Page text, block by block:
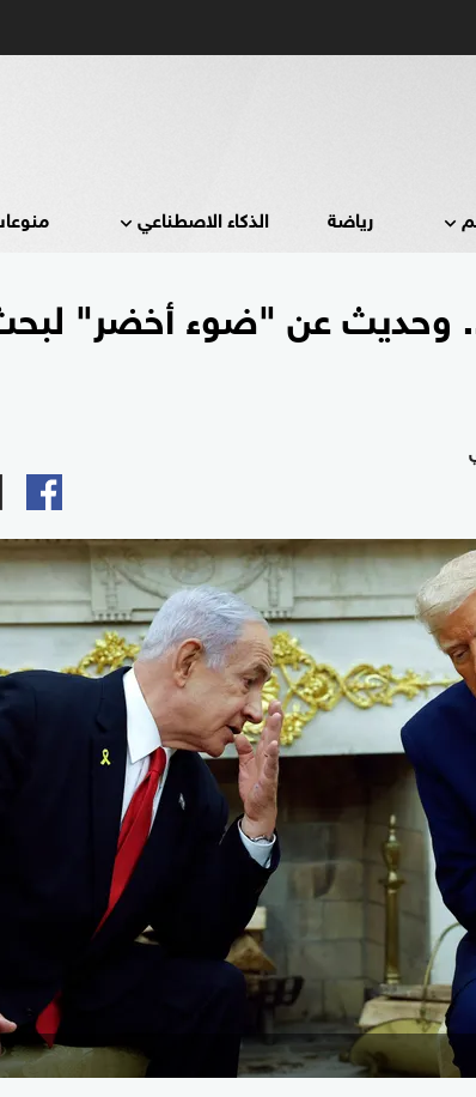
رياضة الذكاء الاصطناعي
وحديث عن "ضوء أخضر"